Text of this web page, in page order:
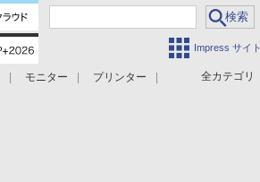
Impress サイト
全カテゴリ
モニター
プリンター